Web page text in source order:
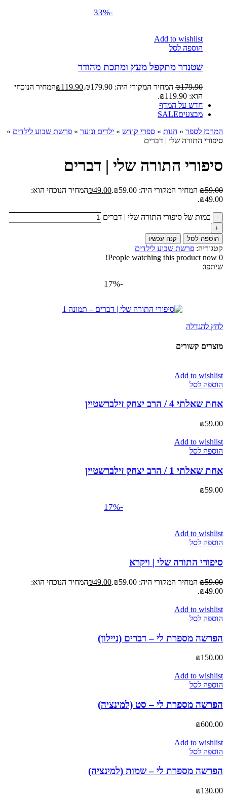
-33%
Add to wishlist
הוספה לסל
שטנדר מתקפל מעץ ומתכת מהודר
₪179.90 המחיר המקורי היה: ₪179.90. ₪119.90
המחיר הנוכחי
הוא: ₪119.90.
חדש על המדף
מבצעיםSALE
המרכז לספר » חנות » ספרי קודש » ילדים ונוער » פרשת שבוע לילדים »
סיפורי התורה שלי | דברים
סיפורי התורה שלי | דברים
₪59.00 המחיר המקורי היה: ₪59.00. ₪49.00
המחיר הנוכחי הוא:
₪49.00.
כמות של סיפורי התורה שלי | דברים
הוספה לסל קנה עכשיו
קטגוריה: פרשת שבוע לילדים
0
People watching this product now!
שיתפו:
-17%
לחץ להגדלה
מוצרים קשורים
Add to wishlist
הוספה לסל
אחת שאלתי 4 / הרב יצחק זילברשטיין
₪59.00
Add to wishlist
הוספה לסל
אחת שאלתי 1 / הרב יצחק זילברשטיין
₪59.00
-17%
Add to wishlist
הוספה לסל
סיפורי התורה שלי | ויקרא
₪59.00 המחיר המקורי היה: ₪59.00. ₪49.00
המחיר הנוכחי הוא:
₪49.00.
Add to wishlist
הוספה לסל
הפרשה מספרת לי – דברים (ניילון)
₪150.00
Add to wishlist
הוספה לסל
הפרשה מספרת לי – סט (למינציה)
₪600.00
Add to wishlist
הוספה לסל
הפרשה מספרת לי – שמות (למינציה)
₪130.00